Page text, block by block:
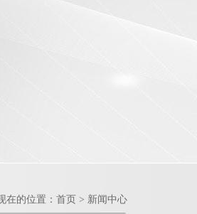
在的位置： 首页 > 新闻中心